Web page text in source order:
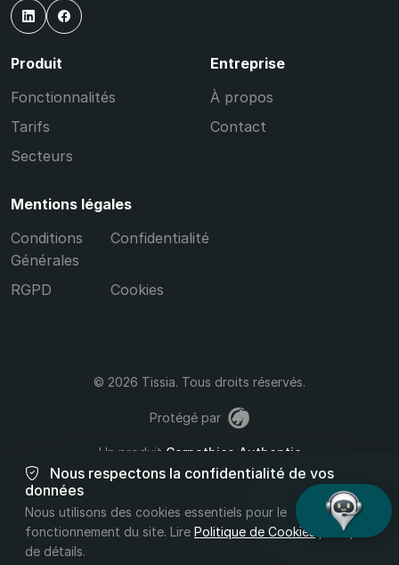
Produit
Fonctionnalités
Tarifs
Secteurs
Entreprise
À propos
Contact
Mentions légales
Conditions
Générales
Confidentialité
RGPD Cookies
© 2026 Tissia. Tous droits réservés.
Protégé par
Un produit Carpathica Authentic
v2.42.17
Nous respectons la confidentialité de vos
données
Nous utilisons des cookies essentiels pour le
fonctionnement du site. Lire Politique de Cookies
pour plus
de détails.